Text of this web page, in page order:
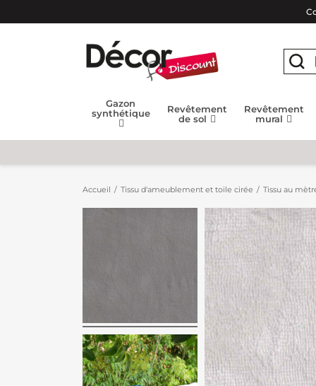
Gazon
synthétique
Revêtement
de sol
Revêtement
mural
Accueil Tissu d'ameublement et toile cirée Tissu au